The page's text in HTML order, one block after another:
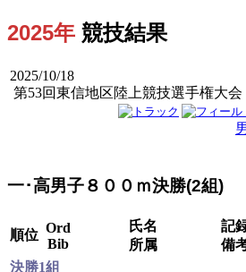
2025年 競技結果
2025/10/18
第53回東信地区陸上競技選手権大会
一･高男子８００ｍ決勝(2組)
順位 Ord
Bib
氏名
所属
記
備
決勝1組